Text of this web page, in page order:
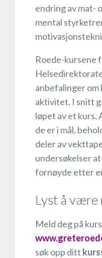
endring av mat-
mental
Roede-kursene
anbefalinger om
aktivitet. I snitt
løpet av et kurs.
de er i mål,
deler av
undersøkelser
fornøyde etter
Lyst å være
Meld deg på
søk opp ditt